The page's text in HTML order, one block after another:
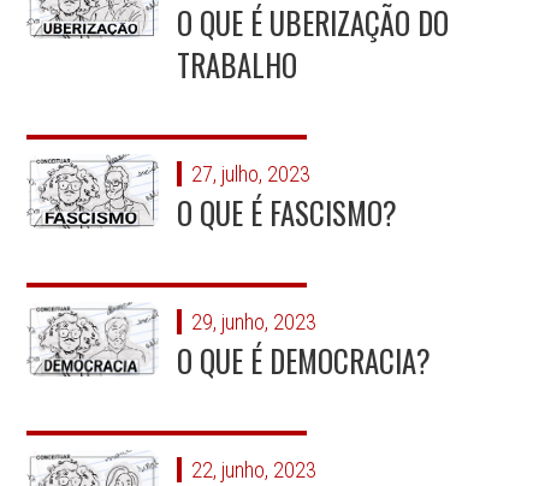
O QUE É UBERIZAÇÃO DO
TRABALHO
27, julho, 2023
O QUE É FASCISMO?
29, junho, 2023
O QUE É DEMOCRACIA?
22, junho, 2023